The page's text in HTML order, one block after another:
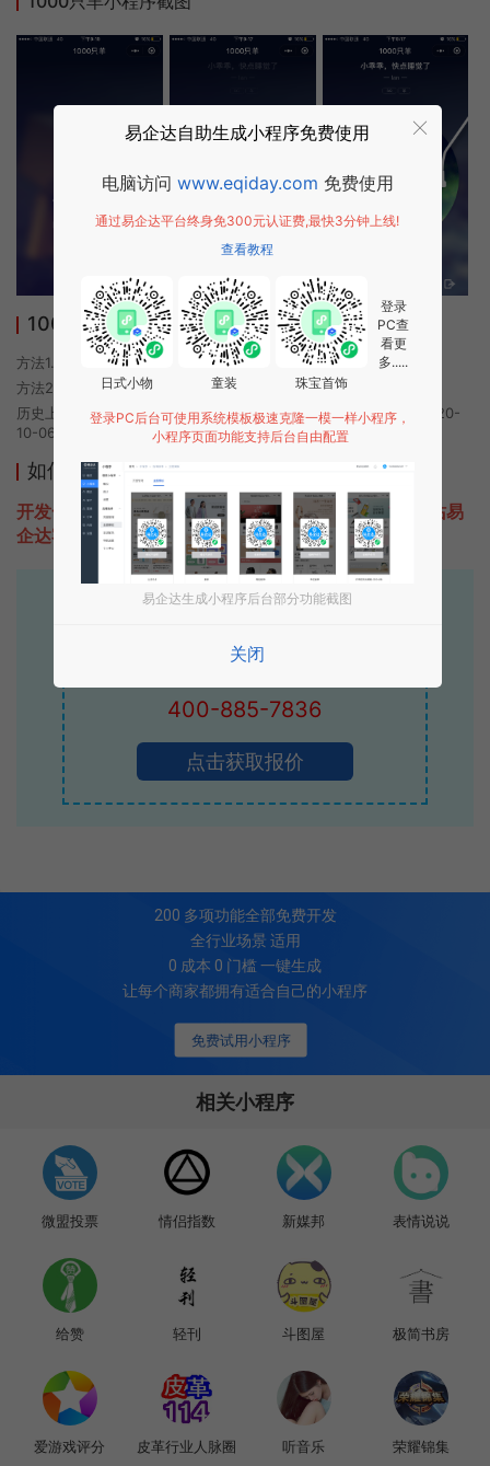
1000只羊小程序使用方法
方法1. 使用微信扫描本页面上方二维码进入1000只羊的小程序
方法2. 在微信中搜索“1000只羊”即可进入小程序
历史上的今时小程序由1000只羊团队开发，易企达小程序商店于2020-
10-06 20:26发布
如何开发类似1000只羊的小程序
开发一款类似1000只羊的小程序不难，只需要咨询本站易
企达客服即可为您定制开发，免费提供报价。
易企达10年行业沉淀！
400-885-7836
点击获取报价
免费试用小程序
200 多项功能全部免费开发
全行业场景 适用
0 成本 0 门槛 一键生成
让每个商家都拥有适合自己的小程序
相关小程序
微盟投票 情侣指数 新媒邦 表情说说
给赞 轻刊 斗图屋 极简书房
爱游戏评分 皮革行业人脉圈 听音乐 荣耀锦集
易企达自助生成小程序免费使用
电脑访问 www.eqiday.com 免费使用
通过易企达平台终身免300元认证费,最快3分钟上线!
查看教程
日式小物 童装 珠宝首饰
登录
PC查
看更
多.....
登录PC后台可使用系统模板极速克隆一模一样小程序，
小程序页面功能支持后台自由配置
易企达生成小程序后台部分功能截图
关闭